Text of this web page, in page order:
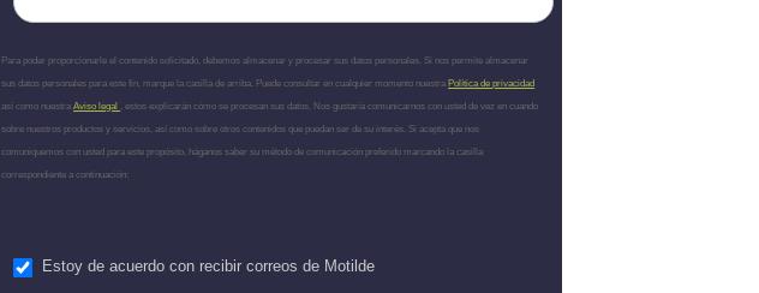
Para poder proporcionarle el contenido solicitado, debemos almacenar y procesar sus datos personales. Si nos permite almacenar
sus datos personales para este fin, marque la casilla de arriba. Puede consultar en cualquier momento nuestraPolítica de privacidad
así como nuestraAviso legal , estos explicarán cómo se procesan sus datos. Nos gustaría comunicarnos con usted de vez en cuando
sobre nuestros productos y servicios, así como sobre otros contenidos que puedan ser de su interés. Si acepta que nos
comuniquemos con usted para este propósito, háganos saber su método de comunicación preferido marcando la casilla
correspondiente a continuación:
Estoy de acuerdo con recibir correos de Motilde